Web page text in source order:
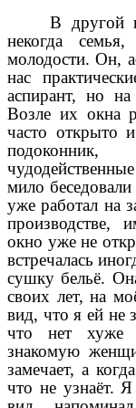
В другой
некогда
молодости. Он,
нас
аспирант, но
Возле их окна
часто открыто
подоконник,
мило
уже работал на
производстве,
окно уже не
встречалась
сушку бельё.
своих лет, на
вид, что я ей не
что нет хуже
знакомую
замечает, а
что не узнаёт.